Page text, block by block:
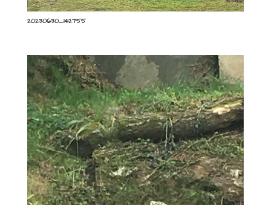
20230630_142755